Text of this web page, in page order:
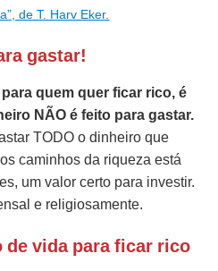
de T. Harv Eker.
gastar!
quem quer ficar rico, é
NÃO é feito para gastar.
TODO o dinheiro que
caminhos da riqueza está
um valor certo para investir.
e religiosamente.
de vida para ficar rico